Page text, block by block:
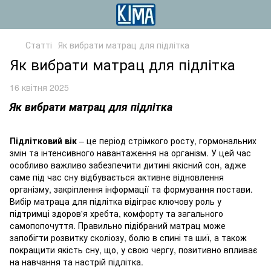
Статті Як вибрати матрац для підлітка
Як вибрати матрац для підлітка
16 квітня 2025
Як вибрати матрац для підлітка
Підлітковий вік – це період стрімкого росту, гормональних
змін та інтенсивного навантаження на організм. У цей час
особливо важливо забезпечити дитині якісний сон, адже
саме під час сну відбувається активне відновлення
організму, закріплення інформації та формування постави.
Вибір матраца для підлітка відіграє ключову роль у
підтримці здоров'я хребта, комфорту та загального
самопопочуття. Правильно підібраний матрац може
запобігти розвитку сколіозу, болю в спині та шиї, а також
покращити якість сну, що, у свою чергу, позитивно впливає
на навчання та настрій підлітка.